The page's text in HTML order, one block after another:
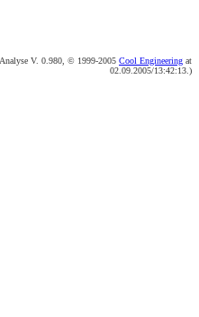
V. 0.980, © 1999-2005 Cool Engineering at
02.09.2005/13:42:13.)